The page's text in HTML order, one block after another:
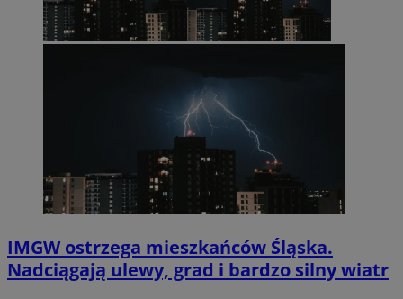
IMGW ostrzega mieszkańców Śląska.
Nadciągają ulewy, grad i bardzo silny wiatr